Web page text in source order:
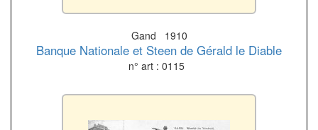
Gand 1910
Banque Nationale et Steen de Gérald le Diable
n° art : 0115